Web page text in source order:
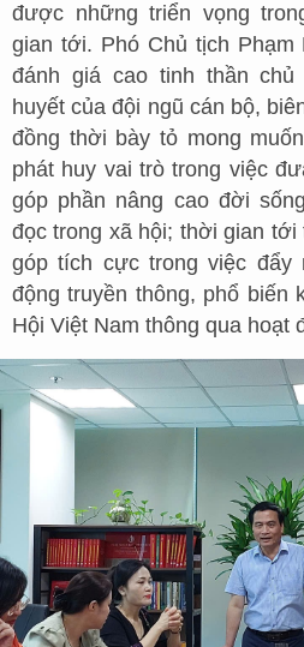
được những triển vọng
gian tới. Phó Chủ tịch Phạm
đánh giá cao tinh thần chủ
huyết của đội ngũ cán bộ,
đồng thời bày tỏ mong
phát huy vai trò trong việc
góp phần nâng cao đời
đọc trong xã hội; thời gian
góp tích cực trong việc đẩy
động truyền thông, phổ biến
Hội Việt Nam thông qua hoạt